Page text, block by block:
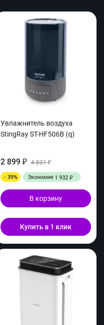
Увлажнитель воздуха
StingRay ST-HF506B (q)
2 899 ₽ 4 831₽
- 39% Экономия 1 932 ₽
В корзину
Купить в 1 клик